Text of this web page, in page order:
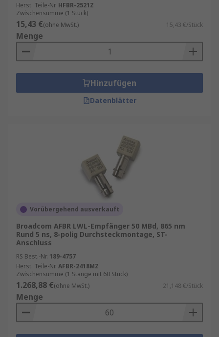
Herst. Teile-Nr. HFBR-2521Z
Zwischensumme (1 Stück)
15,43 €(ohne MwSt.) 15,43 €/Stück
Menge
Hinzufügen
Datenblätter
Vorübergehend ausverkauft
Broadcom AFBR LWL-Empfänger 50 MBd, 865 nm
Rund 5 ns, 8-polig Durchsteckmontage, ST-
Anschluss
RS Best.-Nr. 189-4757
Herst. Teile-Nr. AFBR-2418MZ
Zwischensumme (1 Stange mit 60 Stück)
1.268,88 €(ohne MwSt.) 21,148 €/Stück
Menge